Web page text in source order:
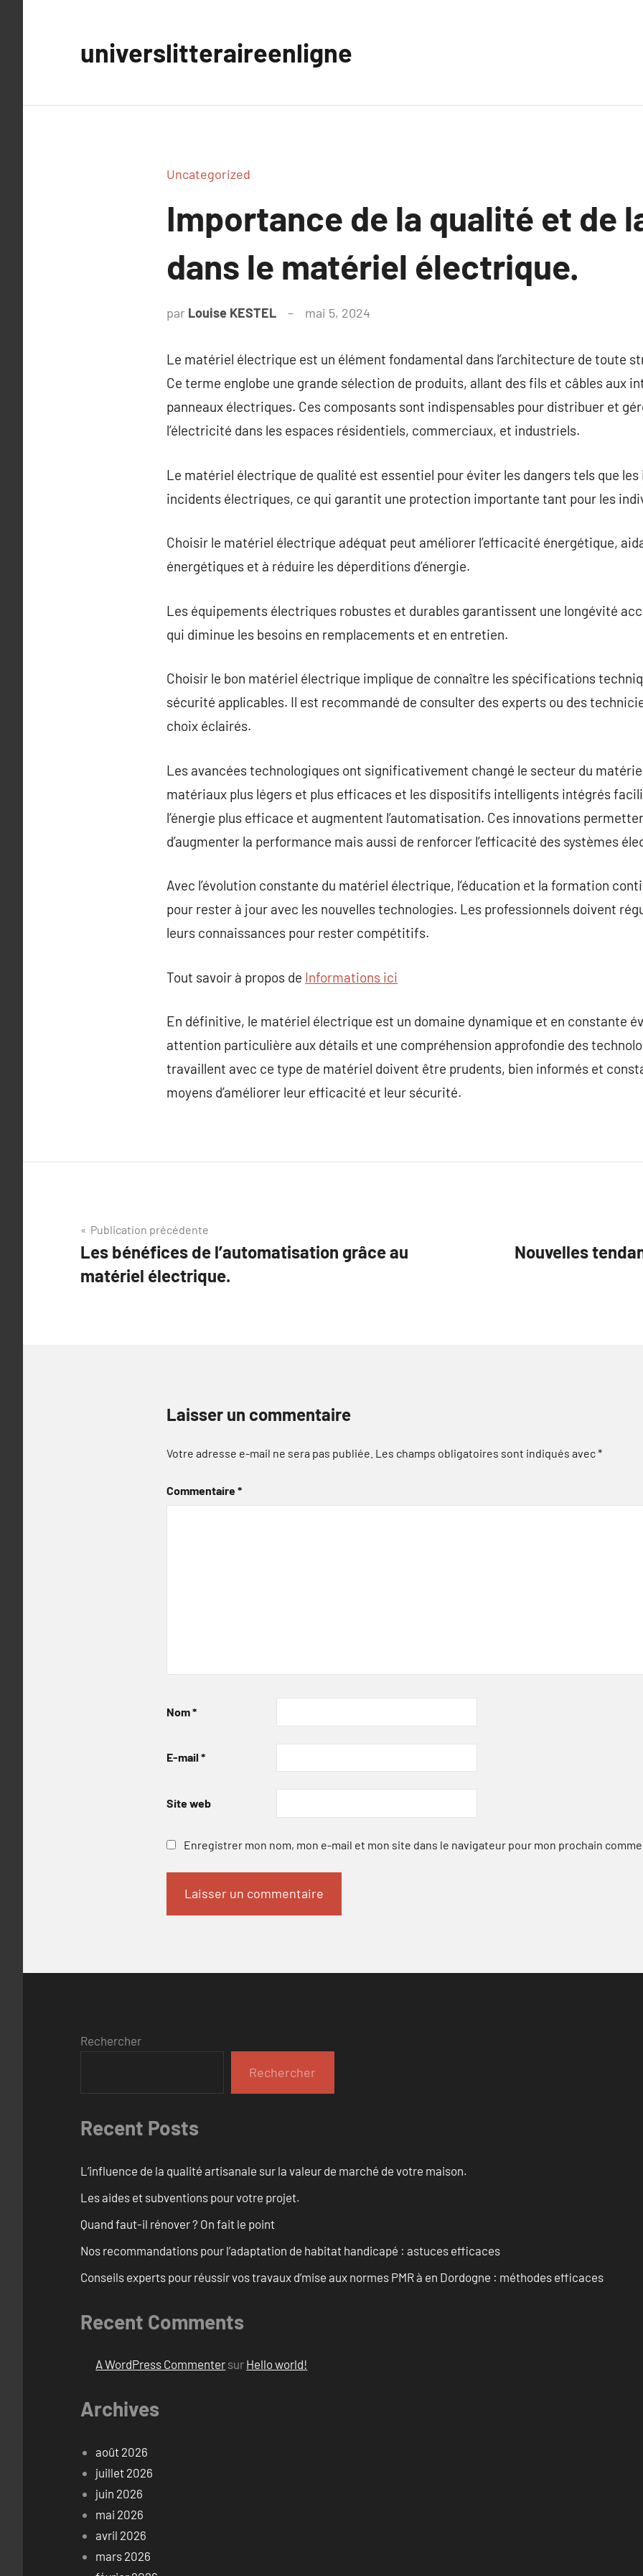
universlitteraireenligne
Uncategorized
Importance de la qualité et de
dans le matériel électrique.
par Louise KESTEL mai 5, 2024
Le matériel électrique est un élément fondamental dans l’architecture de toute
Ce terme englobe une grande sélection de produits, allant des fils et câbles aux
panneaux électriques. Ces composants sont indispensables pour distribuer et
l’électricité dans les espaces résidentiels, commerciaux, et industriels.
Le matériel électrique de qualité est essentiel pour éviter les dangers tels que
incidents électriques, ce qui garantit une protection importante tant pour les
Choisir le matériel électrique adéquat peut améliorer l’efficacité énergétique,
énergétiques et à réduire les déperditions d’énergie.
Les équipements électriques robustes et durables garantissent une longévité
qui diminue les besoins en remplacements et en entretien.
Choisir le bon matériel électrique implique de connaître les spécifications
sécurité applicables. Il est recommandé de consulter des experts ou des
choix éclairés.
Les avancées technologiques ont significativement changé le secteur du
matériaux plus légers et plus efficaces et les dispositifs intelligents intégrés
l’énergie plus efficace et augmentent l’automatisation. Ces innovations
d’augmenter la performance mais aussi de renforcer l’efficacité des systèmes
Avec l’évolution constante du matériel électrique, l’éducation et la formation
pour rester à jour avec les nouvelles technologies. Les professionnels doivent
leurs connaissances pour rester compétitifs.
Tout savoir à propos de Informations ici
En définitive, le matériel électrique est un domaine dynamique et en constante
attention particulière aux détails et une compréhension approfondie des
travaillent avec ce type de matériel doivent être prudents, bien informés et
moyens d’améliorer leur efficacité et leur sécurité.
Navigation
de
l’article
Publication précédente
Les bénéfices de l’automatisation grâce au
matériel électrique.
Nouvelles
Laisser un commentaire
Votre adresse e-mail ne sera pas publiée. Les champs obligatoires sont indiqués avec*
Commentaire*
Nom*
E-mail *
Site web
Enregistrer mon nom, mon e-mail et mon site dans le navigateur pour mon prochain
Rechercher
Rechercher
Recent Posts
L’influence de la qualité artisanale sur la valeur de marché de votre maison.
Les aides et subventions pour votre projet.
Quand faut-il rénover ? On fait le point
Nos recommandations pour l’adaptation de habitat handicapé : astuces efficaces
Conseils experts pour réussir vos travaux d’mise aux normes PMR à en Dordogne : méthodes efficaces
Recent Comments
A WordPress Commenter sur Hello world!
Archives
août 2026
juillet 2026
juin 2026
mai 2026
avril 2026
mars 2026